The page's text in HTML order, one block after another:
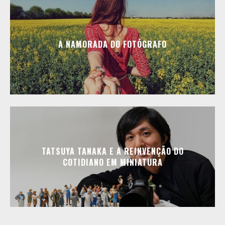
A NAMORADA DO FOTÓGRAFO
TATSUYA TANAKA E A REINVENÇÃO DO
COTIDIANO EM MINIATURA